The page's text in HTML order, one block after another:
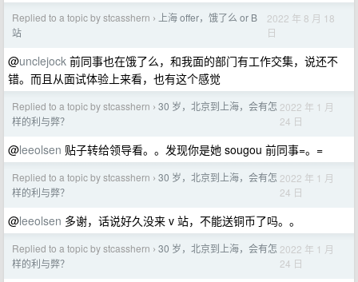
Replied to a topic by stcasshern ›
上海 offer，饿了么 or B
站
2022 年 8 月 18
日
@unclejock 前同事也在饿了么，和我面的部门有工作交集，说还不
错。而且从面试体验上来看，也有这个感觉
Replied to a topic by stcasshern › 30 岁，北京到上海，会有怎
样的利与弊？
2022 年 1 月
24 日
@leeolsen 贴子转给领导看。。发现你是她 sougou 前同事=。=
Replied to a topic by stcasshern › 30 岁，北京到上海，会有怎
样的利与弊？
2022 年 1 月
24 日
@leeolsen 多谢，话说好久没来 v 站，不能送铜币了吗。。
Replied to a topic by stcasshern › 30 岁，北京到上海，会有怎
样的利与弊？
2022 年 1 月
24 日